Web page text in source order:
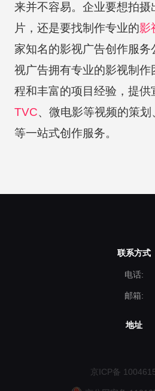
来并不容易。企业要想拍
片，还是要找制作专业的影
家知名的影视广告创作服
视广告拥有专业的影视制
程和丰富的项目经验，提供
TVC、微电影等视频的策
等一站式创作服务。
联系方式
电话:
邮箱:
地址
京ICP备